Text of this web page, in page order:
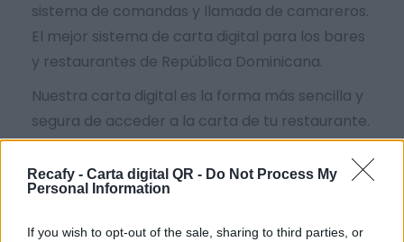
Recafy - Carta digital QR - Do Not Process My
Personal Information
If you wish to opt-out of the sale, sharing to third parties, or
sistema de comandas y llamada de camareros.
El mejor sistema de carta digital para los bares
y restaurantes de República Dominicana.
Nuestra carta digital es la forma más sencilla y
segura de acceder a la carta de tu restaurante.
Tus clientes usarán la cámara de sus propios
smartphones para leer un simple código QR sin
necesidad de instalar ninguna aplicación.
Respetar la imagen de marca es muy importante,